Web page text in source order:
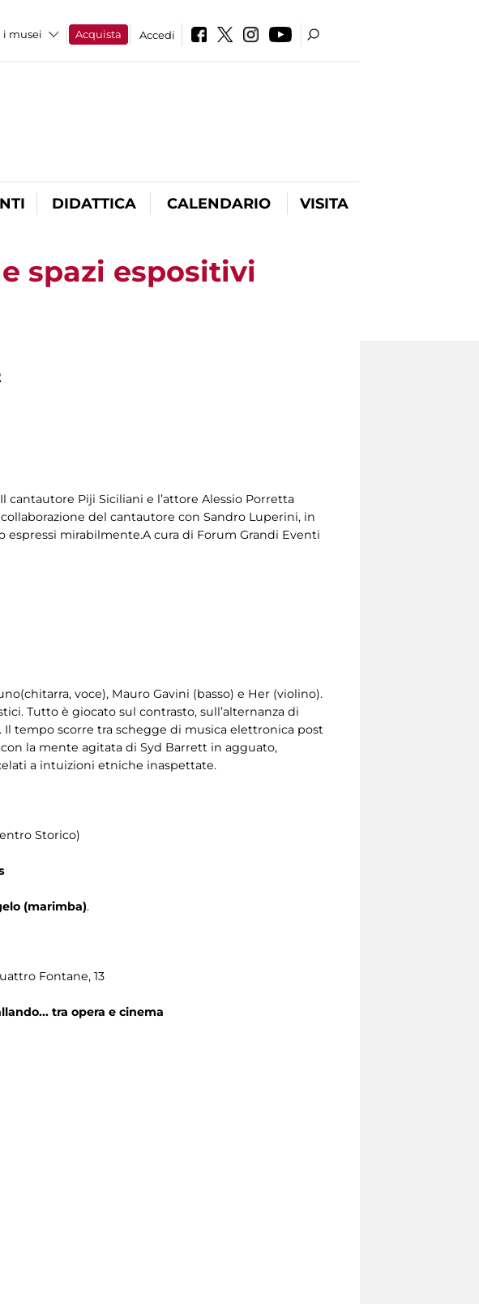
i musei Acquista Accedi
DIDATTICA CALENDARIO VISITA
spazi espositivi
cantautore Piji Siciliani e l’attore Alessio Porretta
del cantautore con Sandro Luperini, in
espressi mirabilmente.A cura di Forum Grandi Eventi
voce), Mauro Gavini (basso) e Her (violino).
Tutto è giocato sul contrasto, sull’alternanza di
tempo scorre tra schegge di musica elettronica post
la mente agitata di Syd Barrett in agguato,
a intuizioni etniche inaspettate.
Storico)
(marimba).
Fontane, 13
tra opera e cinema